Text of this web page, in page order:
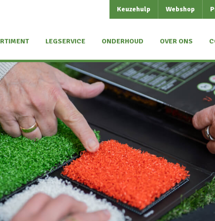
Keuzehulp Webshop
LEGSERVICE ONDERHOUD OVER ONS